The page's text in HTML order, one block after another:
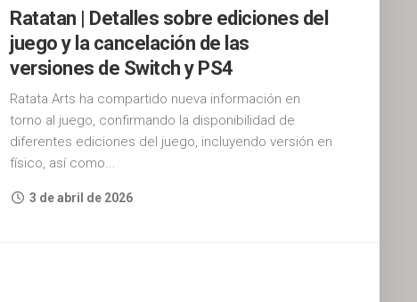
Ratatan | Detalles sobre ediciones del
juego y la cancelación de las
versiones de Switch y PS4
Ratata Arts ha compartido nueva información en
torno al juego, confirmando la disponibilidad de
diferentes ediciones del juego, incluyendo versión en
físico, así como...
3 de abril de 2026